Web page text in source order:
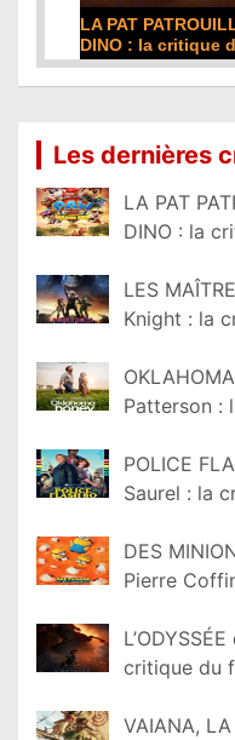
LA PAT
DINO : la critique
Les dernières
LA PAT
DINO : la
LES
Knight : la
Patterson :
POLICE
Saurel : la
DES
Pierre
critique du
VAIANA,